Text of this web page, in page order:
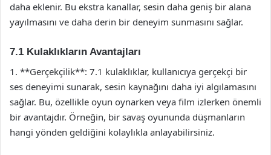
daha eklenir. Bu ekstra kanallar, sesin daha geniş bir alana
yayılmasını ve daha derin bir deneyim sunmasını sağlar.
7.1 Kulaklıkların Avantajları
1. **Gerçekçilik**: 7.1 kulaklıklar, kullanıcıya gerçekçi bir
ses deneyimi sunarak, sesin kaynağını daha iyi algılamasını
sağlar. Bu, özellikle oyun oynarken veya film izlerken önemli
bir avantajdır. Örneğin, bir savaş oyununda düşmanların
hangi yönden geldiğini kolaylıkla anlayabilirsiniz.